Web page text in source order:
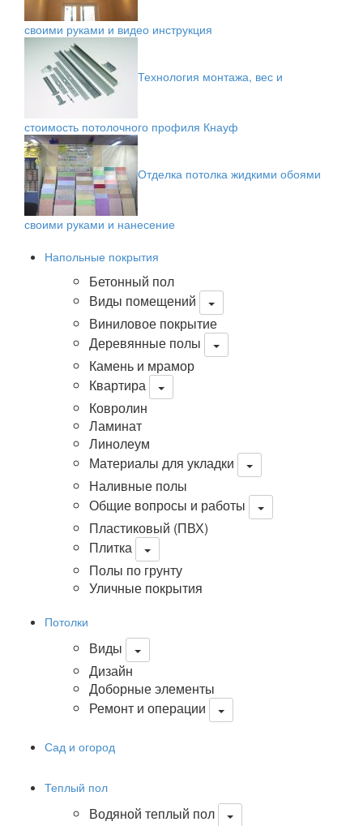
своими руками и видео инструкция
Технология монтажа, вес и
стоимость потолочного профиля Кнауф
Отделка потолка жидкими обоями
своими руками и нанесение
Напольные покрытия
Бетонный пол
Виды помещений
Виниловое покрытие
Деревянные полы
Камень и мрамор
Квартира
Ковролин
Ламинат
Линолеум
Материалы для укладки
Наливные полы
Общие вопросы и работы
Пластиковый (ПВХ)
Плитка
Полы по грунту
Уличные покрытия
Потолки
Виды
Дизайн
Доборные элементы
Ремонт и операции
Сад и огород
Теплый пол
Водяной теплый пол